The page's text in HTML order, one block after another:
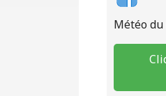
Météo